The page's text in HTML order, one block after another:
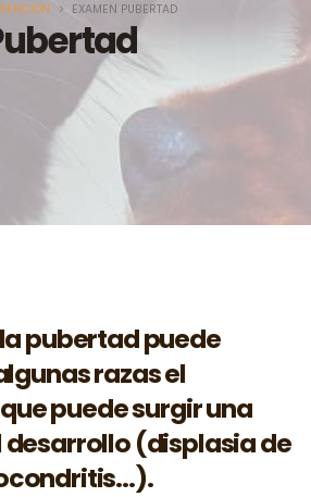
EXAMEN PUBERTAD
pubertad puede
razas el
puede surgir una
(displasia de